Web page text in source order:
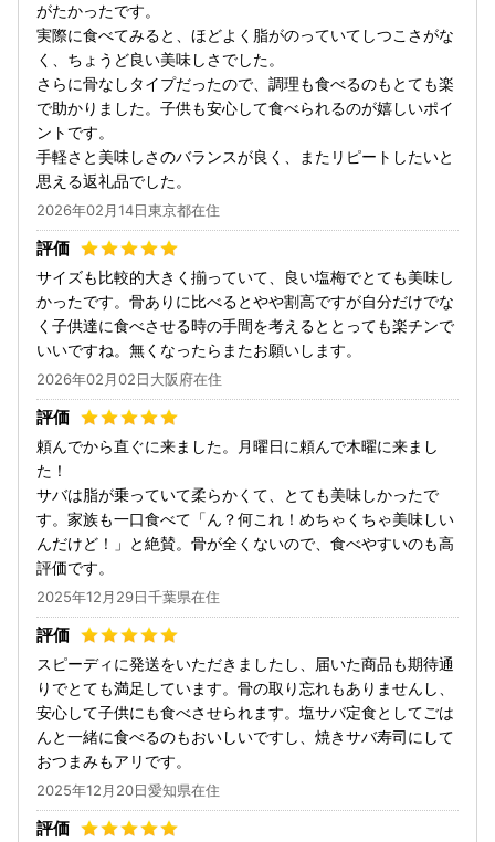
がたかったです。
実際に食べてみると、ほどよく脂がのっていてしつこさがな
く、ちょうど良い美味しさでした。
さらに骨なしタイプだったので、調理も食べるのもとても楽
で助かりました。子供も安心して食べられるのが嬉しいポイ
ントです。
手軽さと美味しさのバランスが良く、またリピートしたいと
思える返礼品でした。
2026年02月14日東京都在住
サイズも比較的大きく揃っていて、良い塩梅でとても美味し
かったです。骨ありに比べるとやや割高ですが自分だけでな
く子供達に食べさせる時の手間を考えるととっても楽チンで
いいですね。無くなったらまたお願いします。
2026年02月02日大阪府在住
頼んでから直ぐに来ました。月曜日に頼んで木曜に来まし
た！
サバは脂が乗っていて柔らかくて、とても美味しかったで
す。家族も一口食べて「ん？何これ！めちゃくちゃ美味しい
んだけど！」と絶賛。骨が全くないので、食べやすいのも高
評価です。
2025年12月29日千葉県在住
スピーディに発送をいただきましたし、届いた商品も期待通
りでとても満足しています。骨の取り忘れもありませんし、
安心して子供にも食べさせられます。塩サバ定食としてごは
んと一緒に食べるのもおいしいですし、焼きサバ寿司にして
おつまみもアリです。
2025年12月20日愛知県在住